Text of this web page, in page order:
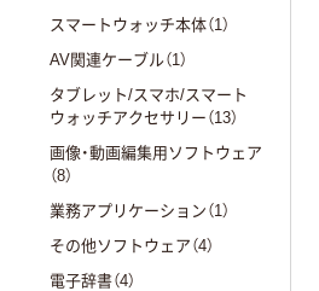
スマートウォッチ本体（1）
AV関連ケーブル（1）
タブレット/スマホ/スマート
ウォッチアクセサリー（13）
画像・動画編集用ソフトウェア
（8）
業務アプリケーション（1）
その他ソフトウェア（4）
電子辞書（4）